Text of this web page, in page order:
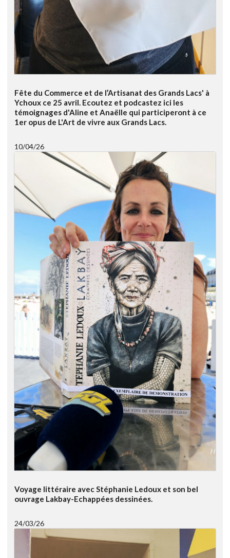
Fête du Commerce et de l’Artisanat des Grands Lacs' à
Ychoux ce 25 avril. Ecoutez et podcastez ici les
témoignages d'Aline et Anaëlle qui participeront à ce
1er opus de L'Art de vivre aux Grands Lacs.
10/04/26
Voyage littéraire avec Stéphanie Ledoux et son bel
ouvrage Lakbay-Echappées dessinées.
24/03/26